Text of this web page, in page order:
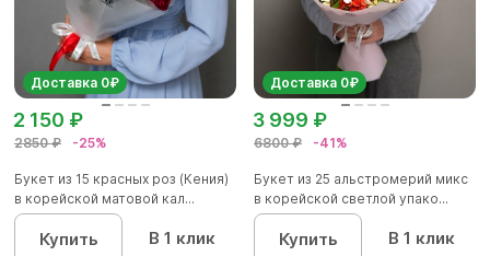
Доставка 0₽
2850 ₽ -25%
2 150 ₽
Букет из 15 красных роз (Кения)
в корейской матовой кал...
Купить В 1 клик
Доставка 0₽
6800 ₽ -41%
3 999 ₽
Букет из 25 альстромерий микс
в корейской светлой упако...
Купить В 1 клик